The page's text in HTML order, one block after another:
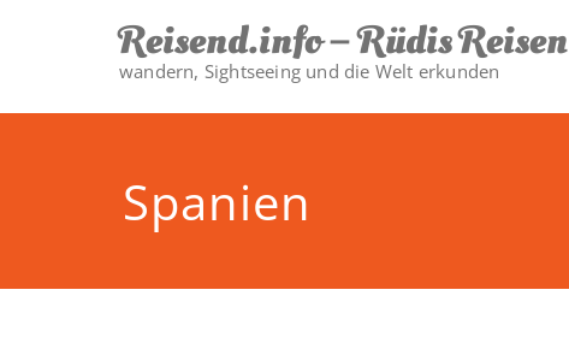
Reisend.info – Rüdis Reisen
wandern, Sightseeing und die Welt erkunden
Spanien